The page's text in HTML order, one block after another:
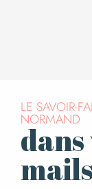
LE SAVOIR-
NORMAND
dans
mails